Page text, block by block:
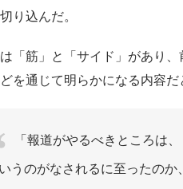
り込んだ。
「筋」と「サイド」があり
を通じて明らかになる内容だ
「報道がやるべきところは
うのがなされるに至ったの